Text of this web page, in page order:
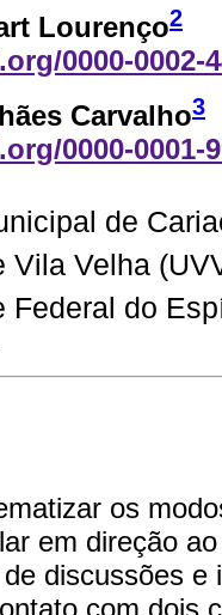
Lourenço2
0000-0002-
Carvalho3
0000-0001-
de
Vila Velha
Federal do
os
em direção
discussões